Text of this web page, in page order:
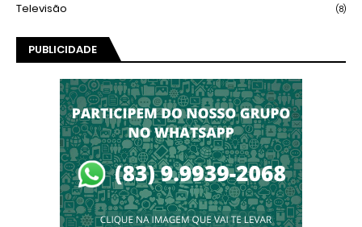
Televisão (8)
PUBLICIDADE